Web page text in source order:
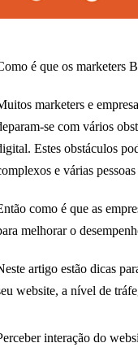
é que os marketers
marketers e
se com vários
Estes obstáculos
e várias
como é que as
melhorar o
artigo estão dicas
website, a nível de
interação do